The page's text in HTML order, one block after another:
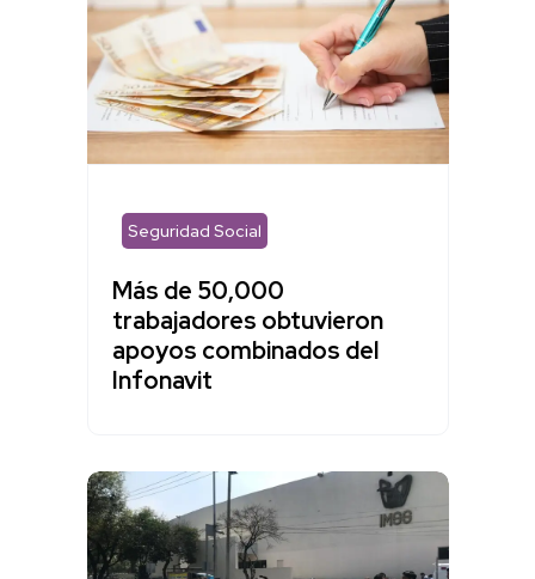
Seguridad Social
Más de 50,000
trabajadores obtuvieron
apoyos combinados del
Infonavit